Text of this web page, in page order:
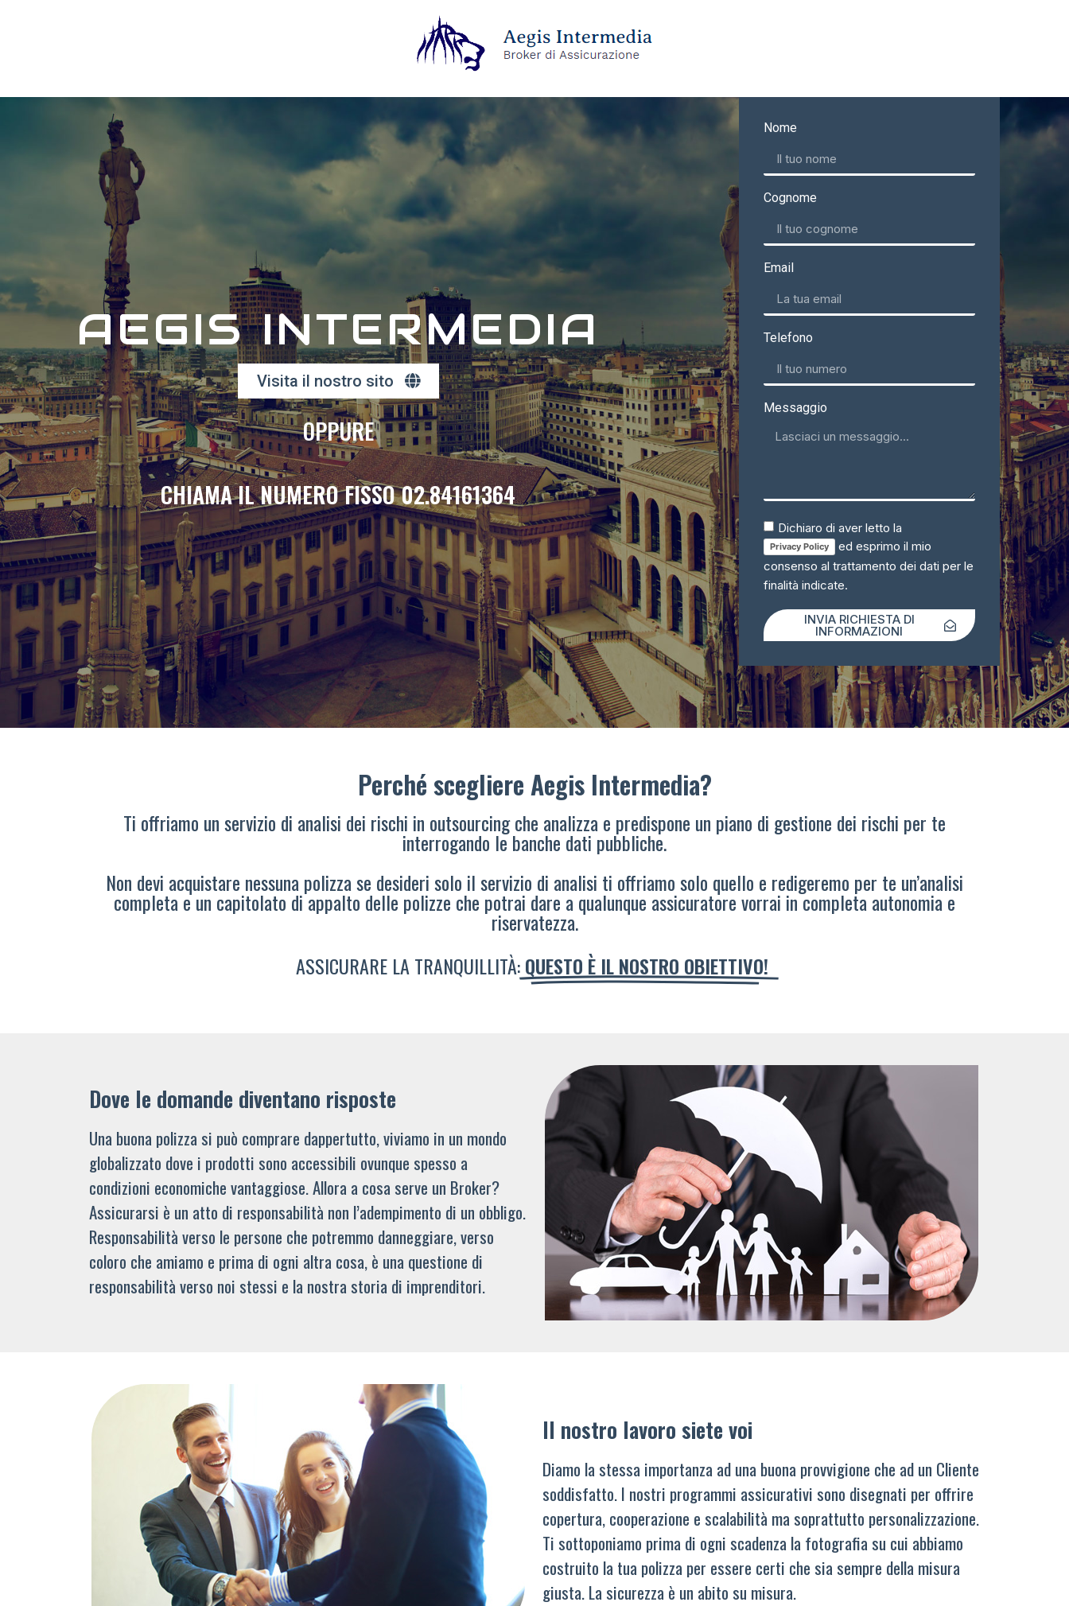
AEGIS INTERMEDIA
Visita il nostro sito
OPPURE
CHIAMA IL NUMERO FISSO 02.84161364
Nome
Cognome
Email
Telefono
Messaggio
Dichiaro di aver letto la
Privacy Policy
ed esprimo il mio
consenso al trattamento dei dati per le
finalità indicate.
INVIA RICHIESTA DI
INFORMAZIONI
Perché scegliere Aegis Intermedia?
Ti offriamo un servizio di analisi dei rischi in outsourcing che analizza e predispone un piano di gestione dei rischi per te
interrogando le banche dati pubbliche.
Non devi acquistare nessuna polizza se desideri solo il servizio di analisi ti offriamo solo quello e redigeremo per te un’analisi
completa e un capitolato di appalto delle polizze che potrai dare a qualunque assicuratore vorrai in completa autonomia e
riservatezza.
ASSICURARE LA TRANQUILLITÀ:QUESTO È IL NOSTRO OBIETTIVO!
Dove le domande diventano risposte
Una buona polizza si può comprare dappertutto, viviamo in un mondo
globalizzato dove i prodotti sono accessibili ovunque spesso a
condizioni economiche vantaggiose. Allora a cosa serve un Broker?
Assicurarsi è un atto di responsabilità non l’adempimento di un obbligo.
Responsabilità verso le persone che potremmo danneggiare, verso
coloro che amiamo e prima di ogni altra cosa, è una questione di
responsabilità verso noi stessi e la nostra storia di imprenditori.
Il nostro lavoro siete voi
Diamo la stessa importanza ad una buona provvigione che ad un Cliente
soddisfatto. I nostri programmi assicurativi sono disegnati per offrire
copertura, cooperazione e scalabilità ma soprattutto personalizzazione.
Ti sottoponiamo prima di ogni scadenza la fotografia su cui abbiamo
costruito la tua polizza per essere certi che sia sempre della misura
giusta. La sicurezza è un abito su misura.